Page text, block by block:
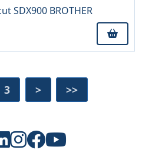
SDX900 BROTHER
3 > >>